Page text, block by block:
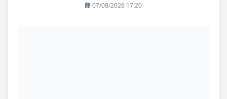
07/08/2026 17:20